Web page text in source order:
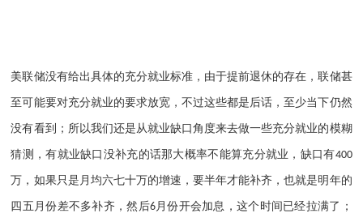
美联储没有给出具体的充分就业标准，由于提前退休的存在，联储甚
至可能要对充分就业的要求放宽，不过这些都是后话，至少当下仍然
没有看到；所以我们还是从就业缺口角度来去做一些充分就业的模糊
猜测，有就业缺口没补充的话那大概率不能算充分就业，缺口有400
万，如果只是月均六七十万的增速，要半年才能补齐，也就是明年的
四五月份差不多补齐，然后6月份开会加息，这个时间已经拉满了；